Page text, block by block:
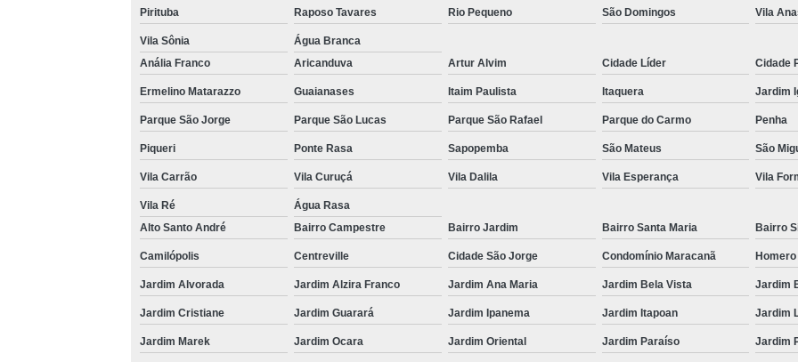
Muncks de Locação
Muncks
Aluguel de
Aluguel de Munck
Locação de
Locação de Caminhão Munck para
Locação de Munck para Remoção
Empresa de Transporte de Carga
Transportadora com
Pirituba Raposo Tavares Rio Pequeno São Domingos Vila
Vila Sônia
Água Branca
Anália Franco
Aricanduva Artur Alvim Cidade Líder Cidade
Ermelino Matarazzo Guaianases Itaim Paulista Itaquera Jardim
Parque São Jorge Parque São Lucas Parque São Rafael Parque do Carmo Penha
Piqueri Ponte Rasa Sapopemba São Mateus São
Vila Carrão Vila Curuçá Vila Dalila Vila Esperança Vila
Vila Ré
Água Rasa
Alto Santo André
Bairro Campestre Bairro Jardim Bairro Santa Maria Bairro
Camilópolis Centreville Cidade São Jorge Condomínio Maracanã Homero
Jardim Alvorada Jardim Alzira Franco Jardim Ana Maria Jardim Bela Vista Jardim
Jardim Cristiane Jardim Guarará Jardim Ipanema Jardim Itapoan Jardim
Jardim Marek Jardim Ocara Jardim Oriental Jardim Paraíso Jardim